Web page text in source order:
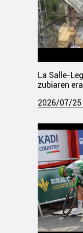
La Salle-
zubiaren
2026/07/25